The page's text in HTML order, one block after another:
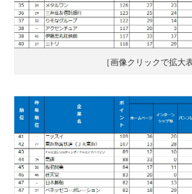
［画像クリックで拡大